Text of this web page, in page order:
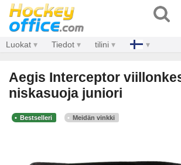
Luokat Tiedot tilini
Aegis Interceptor
niskasuoja juniori
Bestselleri Meidän vinkki